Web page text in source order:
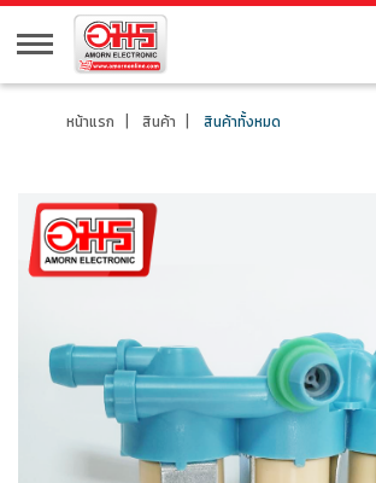
หน้าแรก สินค้า สินค้าทั้งหมด